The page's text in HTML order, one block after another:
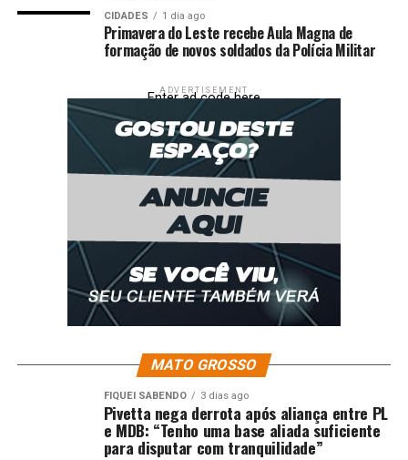
Flora Gil agradece carinho recebido após partida de
Preta: ‘Sou grata por tanto amor’
CIDADES 1 dia ago
Primavera do Leste recebe Aula Magna de
formação de novos soldados da Polícia Militar
ADVERTISEMENT
Enter ad code here
MATO GROSSO
FIQUEI SABENDO 3 dias ago
Pivetta nega derrota após aliança entre PL
e MDB: “Tenho uma base aliada suficiente
para disputar com tranquilidade”